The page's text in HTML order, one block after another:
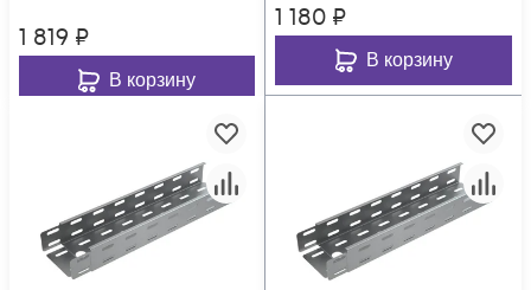
1 819 ₽
В корзину
1 180 ₽
В корзину